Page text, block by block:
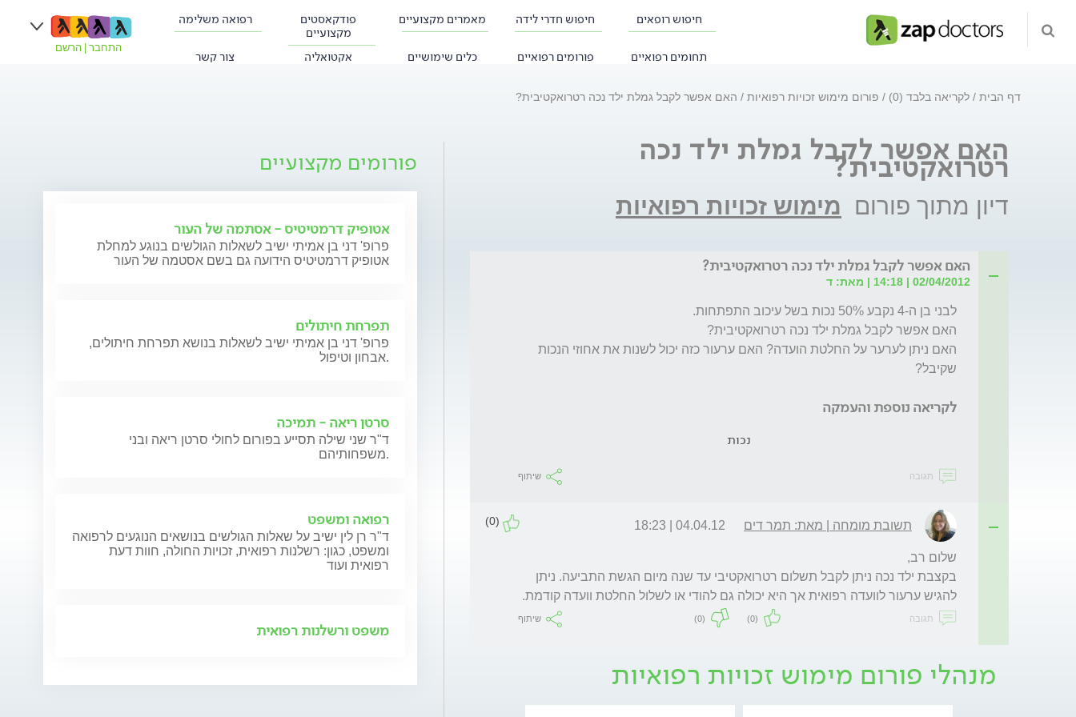
חיפוש רופאים חיפוש חדרי לידה מאמרים מקצועיים
פודקאסטים
מקצועיים
רפואה משלימה
תחומים רפואיים פורומים רפואיים כלים שימושיים אקטואליה צור קשר
התחבר הרשם
דף הבית לקריאה בלבד (0) פורום מימוש זכויות רפואיות האם אפשר לקבל גמלת ילד נכה רטרואקטיבית?
האם אפשר לקבל גמלת ילד נכה
רטרואקטיבית?
דיון מתוך פורום מימוש זכויות רפואיות
האם אפשר לקבל גמלת ילד נכה רטרואקטיבית?
02/04/2012 | 14:18 | מאת: ד
לקריאה נוספת והעמקה
נכות
תגובה שיתוף
תשובת מומחה | מאת: תמר דים 04.04.12 | 18:23
(0)
להגיש ערעור לוועדה רפואית אך היא יכולה גם להודי או לשלול החלטת וועדה קודמת.
תגובה (0)
(0) שיתוף
מנהלי פורום מימוש זכויות רפואיות
פורומים מקצועיים
אטופיק דרמטיטיס - אסתמה של העור
פרופ' דני בן אמיתי ישיב לשאלות הגולשים בנוגע למחלת
אטופיק דרמטיטיס הידועה גם בשם אסטמה של העור
תפרחת חיתולים
פרופ' דני בן אמיתי ישיב לשאלות בנושא תפרחת חיתולים,
אבחון וטיפול.
סרטן ריאה - תמיכה
ד"ר שני שילה תסייע בפורום לחולי סרטן ריאה ובני
משפחותיהם.
רפואה ומשפט
ד"ר רן לין ישיב על שאלות הגולשים בנושאים הנוגעים לרפואה
ומשפט, כגון: רשלנות רפואית, זכויות החולה, חוות דעת
רפואית ועוד
משפט ורשלנות רפואית